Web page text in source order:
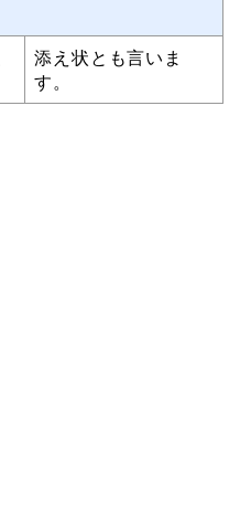
添え状とも言いま
す。